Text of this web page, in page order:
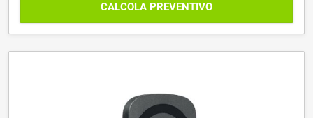
CALCOLA PREVENTIVO